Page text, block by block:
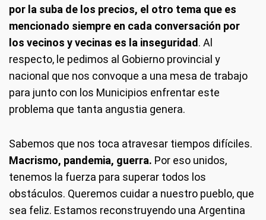
por la suba de los precios, el otro tema que es
mencionado siempre en cada conversación por
los vecinos y vecinas es la inseguridad . Al
respecto, le pedimos al Gobierno provincial y
nacional que nos convoque a una mesa de trabajo
para junto con los Municipios enfrentar este
problema que tanta angustia genera.
Sabemos que nos toca atravesar tiempos difíciles.
Macrismo, pandemia, guerra. Por eso unidos,
tenemos la fuerza para superar todos los
obstáculos. Queremos cuidar a nuestro pueblo, que
sea feliz. Estamos reconstruyendo una Argentina